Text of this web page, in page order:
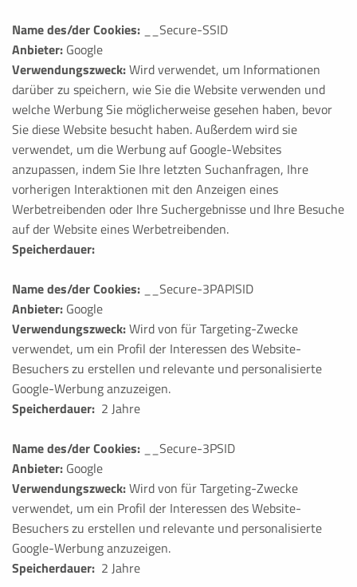
Name des/der Cookies:
__Secure-SSID
Anbieter: Google
Verwendungszweck:Wird verwendet, um Informationen
darüber zu speichern, wie Sie die Website verwenden und
welche Werbung Sie möglicherweise gesehen haben, bevor
Sie diese Website besucht haben. Außerdem wird sie
verwendet, um die Werbung auf Google-Websites
anzupassen, indem Sie Ihre letzten Suchanfragen, Ihre
vorherigen Interaktionen mit den Anzeigen eines
Werbetreibenden oder Ihre Suchergebnisse und Ihre Besuche
auf der Website eines Werbetreibenden.
Speicherdauer:
Name des/der Cookies:
__Secure-3PAPISID
Anbieter: Google
Verwendungszweck:Wird von für Targeting-Zwecke
verwendet, um ein Profil der Interessen des Website-
Besuchers zu erstellen und relevante und personalisierte
Google-Werbung anzuzeigen.
Speicherdauer: 2 Jahre
Name des/der Cookies:
__Secure-3PSID
Anbieter: Google
Verwendungszweck:Wird von für Targeting-Zwecke
verwendet, um ein Profil der Interessen des Website-
Besuchers zu erstellen und relevante und personalisierte
Google-Werbung anzuzeigen.
Speicherdauer: 2 Jahre